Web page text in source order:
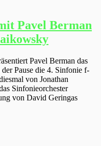
Pavel Berman
Pavel Berman das
Pause die 4. Sinfonie f-
von Jonathan
Sinfonieorchester
von David Geringas